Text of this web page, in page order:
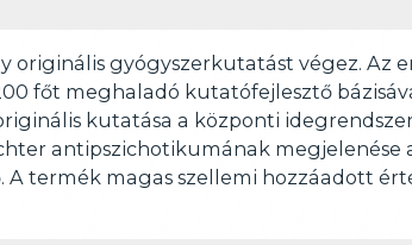
originális gyógyszerkutatást végez. Az
főt meghaladó kutatófejlesztő
kutatása a központi
antipszichotikumának megjelenése
termék magas szellemi hozzáadott